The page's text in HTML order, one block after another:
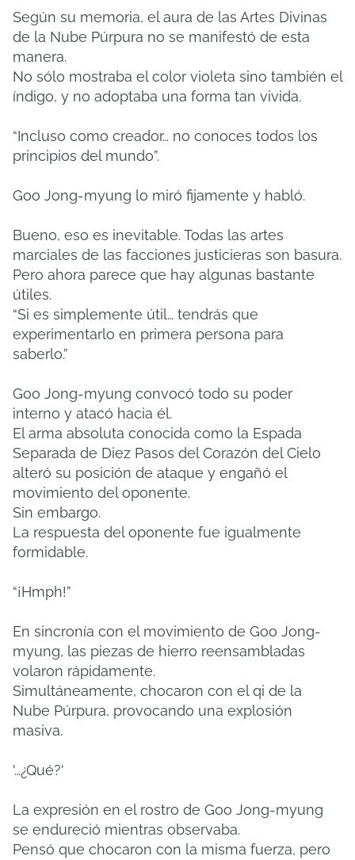
Según su memoria, el aura de las Artes Divinas
de la Nube Púrpura no se manifestó de esta
manera.
No sólo mostraba el color violeta sino también el
índigo, y no adoptaba una forma tan vivida.
“Incluso como creador… no conoces todos los
principios del mundo”.
Goo Jong-myung lo miró fijamente y habló.
Bueno, eso es inevitable. Todas las artes
marciales de las facciones justicieras son basura.
Pero ahora parece que hay algunas bastante
útiles.
“Si es simplemente útil… tendrás que
experimentarlo en primera persona para
saberlo.”
Goo Jong-myung convocó todo su poder
interno y atacó hacia él.
El arma absoluta conocida como la Espada
Separada de Diez Pasos del Corazón del Cielo
alteró su posición de ataque y engañó el
movimiento del oponente.
Sin embargo.
La respuesta del oponente fue igualmente
formidable.
“¡Hmph!”
En sincronía con el movimiento de Goo Jong-
myung, las piezas de hierro reensambladas
volaron rápidamente.
Simultáneamente, chocaron con el qi de la
Nube Púrpura, provocando una explosión
masiva.
'…¿Qué?'
La expresión en el rostro de Goo Jong-myung
se endureció mientras observaba.
Pensó que chocaron con la misma fuerza, pero